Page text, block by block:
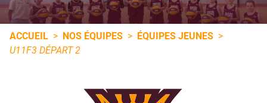
ACCUEIL > NOS ÉQUIPES > ÉQUIPES JEUNES >
U11F3 DÉPART 2